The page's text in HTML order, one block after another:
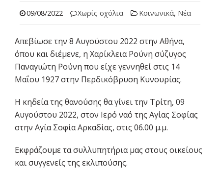
09/08/2022 Χωρίς σχόλια Κοινωνικά, Νέα
Απεβίωσε την 8 Αυγούστου 2022 στην Αθήνα,
όπου και διέμενε, η Χαρίκλεια Ρούνη σύζυγος
Παναγιώτη Ρούνη που είχε γεννηθεί στις 14
Μαΐου 1927 στην Περδικόβρυση Κυνουρίας.
Η κηδεία της θανούσης θα γίνει την Τρίτη, 09
Αυγούστου 2022, στον Ιερό ναό της Αγίας Σοφίας
στην Αγία Σοφία Αρκαδίας, στις 06.00 μ.μ.
Εκφράζουμε τα συλλυπητήρια μας στους οικείους
και συγγενείς της εκλιπούσης.